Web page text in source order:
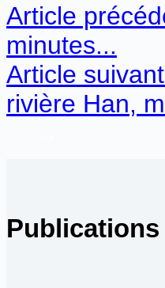
Article
minutes...
Article suivant
rivière Han,